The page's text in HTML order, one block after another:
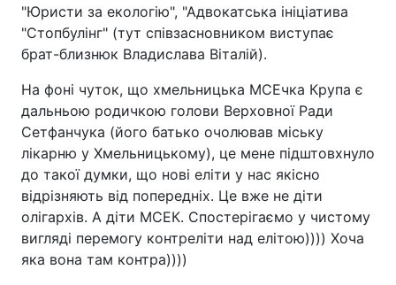
"Юристи за екологію", "Адвокатська ініціатива
"Стопбулінг" (тут співзасновником виступає
брат-близнюк Владислава Віталій).
На фоні чуток, що хмельницька МСЕчка Крупа є
дальньою родичкою голови Верховної Ради
Сетфанчука (його батько очолював міську
лікарню у Хмельницькому), це мене підштовхнуло
до такої думки, що нові еліти у нас якісно
відрізняють від попередніх. Це вже не діти
олігархів. А діти МСЕК. Спостерігаємо у чистому
вигляді перемогу контреліти над елітою)))) Хоча
яка вона там контра))))